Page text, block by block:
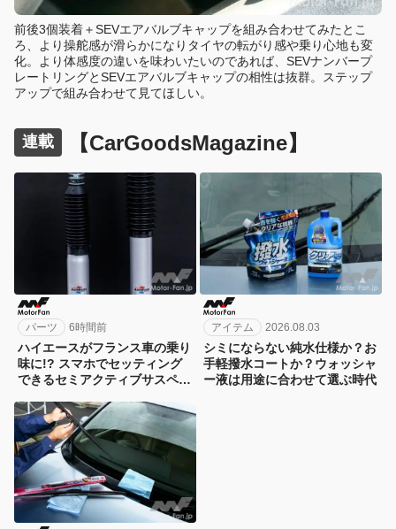
前後3個装着＋SEVエアバルブキャップを組み合わせてみたとこ
ろ、より操舵感が滑らかになりタイヤの転がり感や乗り心地も変
化。より体感度の違いを味わいたいのであれば、SEVナンバープ
レートリングとSEVエアバルブキャップの相性は抜群。ステップ
アップで組み合わせて見てほしい。
連載 【CarGoodsMagazine】
パーツ 6時間前
ハイエースがフランス車の乗り
味に!? スマホでセッティング
できるセミアクティブサスペン
凄い
アイテム 2026.08.03
シミにならない純水仕様か？お
手軽撥水コートか？ウォッシャ
ー液は用途に合わせて選ぶ時代